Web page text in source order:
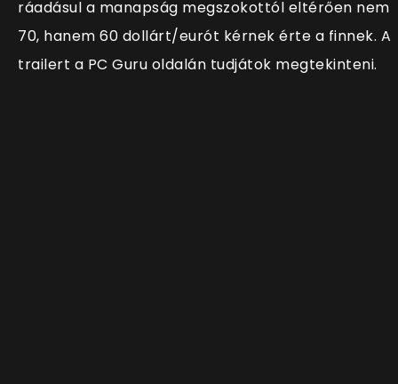
ráadásul a manapság megszokottól eltérően nem
70, hanem 60 dollárt/eurót kérnek érte a finnek. A
trailert a PC Guru oldalán tudjátok megtekinteni.